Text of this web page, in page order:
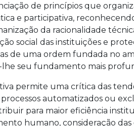
de princípios que
e participativa,
da racionalidade
social das instituições e
de uma ordem fundada no
seu fundamento mais
permite uma crítica das
automatizados ou
para maior eficiência
humano, consideração